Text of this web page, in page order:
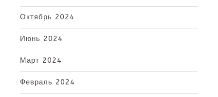
Октябрь 2024
Июнь 2024
Март 2024
Февраль 2024